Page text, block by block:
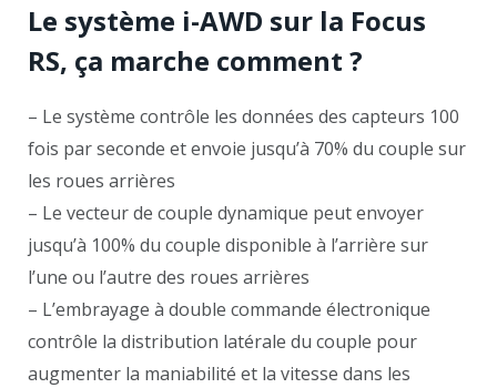
Le système i-AWD sur la Focus
RS, ça marche comment ?
– Le système contrôle les données des capteurs 100
fois par seconde et envoie jusqu’à 70% du couple sur
les roues arrières
– Le vecteur de couple dynamique peut envoyer
jusqu’à 100% du couple disponible à l’arrière sur
l’une ou l’autre des roues arrières
– L’embrayage à double commande électronique
contrôle la distribution latérale du couple pour
augmenter la maniabilité et la vitesse dans les